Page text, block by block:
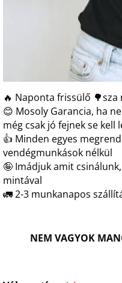
🔥 Naponta frissülő 🌳sza
😊 Mosoly Garancia, ha
még csak jó fejnek se kell
👍 Minden egyes
vendégmunkások nélkül
🤪 Imádjuk amit
mintával
🚛 2-3 munkanapos
NEM VAGYOK